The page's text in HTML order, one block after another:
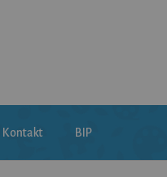
Kontakt BIP